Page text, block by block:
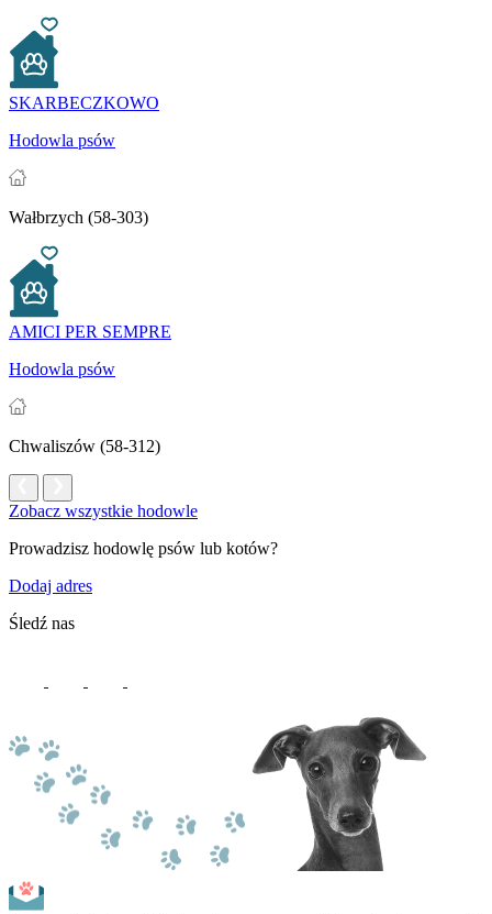
SKARBECZKOWO
Hodowla psów
Wałbrzych (58-303)
AMICI PER SEMPRE
Hodowla psów
Chwaliszów (58-312)
Zobacz wszystkie hodowle
Prowadzisz hodowlę psów lub kotów?
Dodaj adres
Śledź nas